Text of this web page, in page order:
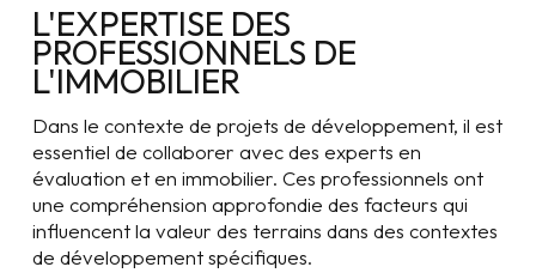
L'EXPERTISE DES
PROFESSIONNELS DE
L'IMMOBILIER
Dans le contexte de projets de développement, il est
essentiel de collaborer avec des experts en
évaluation et en immobilier. Ces professionnels ont
une compréhension approfondie des facteurs qui
influencent la valeur des terrains dans des contextes
de développement spécifiques.